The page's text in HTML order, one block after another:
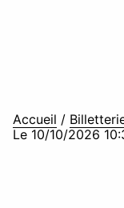
Accueil /
Le 10/10/2026